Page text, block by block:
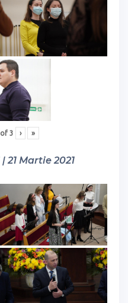
of 3 › »
21 Martie 2021